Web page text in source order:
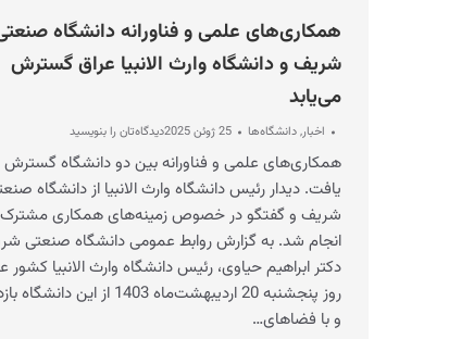
همکاری‌های علمی و فناورانه دانشگاه
شریف و دانشگاه وارث الانبیا عراق گسترش
می‌یابد
اخبار,دانشگاه‌ها 25 ژوئن 2025 دیدگاه‌تان را بنویسید
همکاری‌های علمی و فناورانه بین دو دانشگاه گسترش
یافت. دیدار رئیس دانشگاه وارث الانبیا از دانشگاه
شریف و گفتگو در خصوص زمینه‌های همکاری مشترک
انجام شد. به گزارش روابط عمومی دانشگاه صنعتی
دکتر ابراهیم حیاوی، رئیس دانشگاه وارث الانبیا کشور
روز پنجشنبه 20 اردیبهشت‌ماه 1403 از این
و با فضاهای…